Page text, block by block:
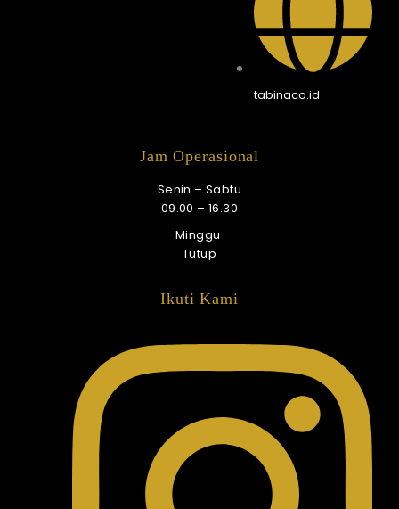
tabinaco.id
Jam Operasional
Senin – Sabtu
09.00 – 16.30
Minggu
Tutup
Ikuti Kami